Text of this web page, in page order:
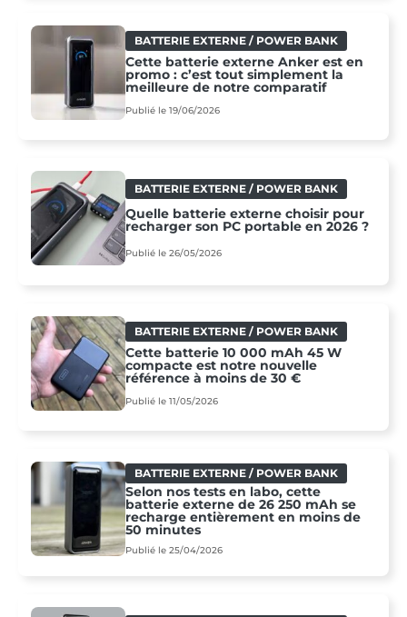
BATTERIE EXTERNE / POWER BANK
Cette batterie externe Anker est en
promo : c’est tout simplement la
meilleure de notre comparatif
Publié le 19/06/2026
BATTERIE EXTERNE / POWER BANK
Quelle batterie externe choisir pour
recharger son PC portable en 2026 ?
Publié le 26/05/2026
BATTERIE EXTERNE / POWER BANK
Cette batterie 10 000 mAh 45 W
compacte est notre nouvelle
référence à moins de 30 €
Publié le 11/05/2026
BATTERIE EXTERNE / POWER BANK
Selon nos tests en labo, cette
batterie externe de 26 250 mAh se
recharge entièrement en moins de
50 minutes
Publié le 25/04/2026